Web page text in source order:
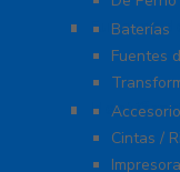
Fuentes
Baterías
Fuentes
Cintas /